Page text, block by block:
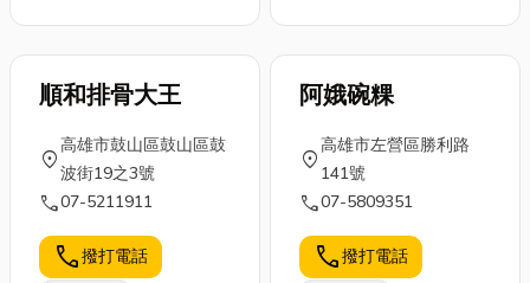
順和排骨大王
location_on
高雄市鼓山區鼓山區鼓
波街19之3號
call07-5211911
call撥打電話
阿娥碗粿
location_on
高雄市左營區勝利路
141號
call07-5809351
call撥打電話